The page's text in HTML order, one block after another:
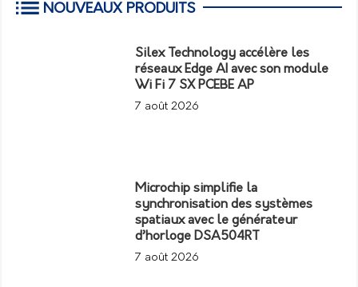
NOUVEAUX PRODUITS
Silex Technology accélère les
réseaux Edge AI avec son module
Wi Fi 7 SX PCEBE AP
7 août 2026
Microchip simplifie la
synchronisation des systèmes
spatiaux avec le générateur
d’horloge DSA504RT
7 août 2026